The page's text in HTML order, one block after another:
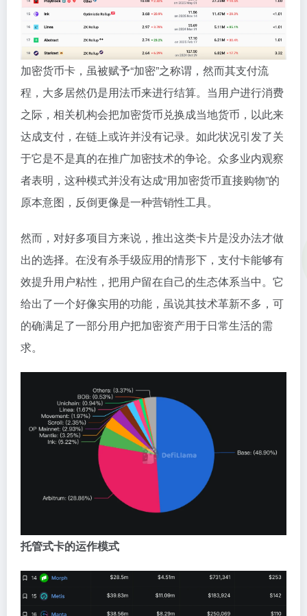
加密货币卡，虽被赋予“加密”之称谓，然而其支付流
程，大多居然仍是用法币来进行结算。当用户进行消费
之际，相关机构会把加密货币兑换成当地货币，以此来
达成支付，在链上或许并没有记录。如此状况引发了关
于它是不是真的在推广加密技术的争论。众多业内观察
者表明，这种模式并没有达成“用加密货币直接购物”的
原本意图，反倒更像是一种营销性工具。
然而，对好多项目方来说，推出这类卡片是没办法才做
出的选择。在没有杀手级应用的情形下，支付卡能够有
效提升用户粘性，把用户留在自己的生态体系当中。它
给出了一个好像实用的功能，虽说其技术革新不多，可
的确满足了一部分用户把加密资产用于日常生活的需
求。
托管式卡的运作模式